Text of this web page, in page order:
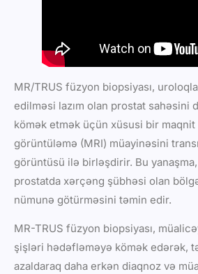
MR/TRUS füzyon biopsiyası,
edilməsi lazım olan prostat sahəsini
kömək etmək üçün xüsusi bir maqnit
görüntüləmə (MRI) müayinəsini
görüntüsü ilə birləşdirir. Bu
prostatda xərçəng şübhəsi olan
nümunə götürməsini təmin edir.
MR-TRUS füzyon biopsiyası,
şişləri hədəfləməyə kömək edərək,
azaldaraq daha erkən diaqnoz və